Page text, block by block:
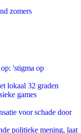
zomers
'stigma op
lokaal 32 graden
games
voor schade door
politieke mening, laat